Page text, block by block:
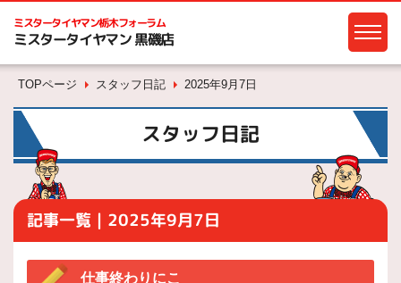
ミスタータイヤマン栃木フォーラム
ミスタータイヤマン 黒磯店
TOPページ スタッフ日記 2025年9月7日
スタッフ日記
記事一覧｜2025年9月7日
仕事終わりにこ